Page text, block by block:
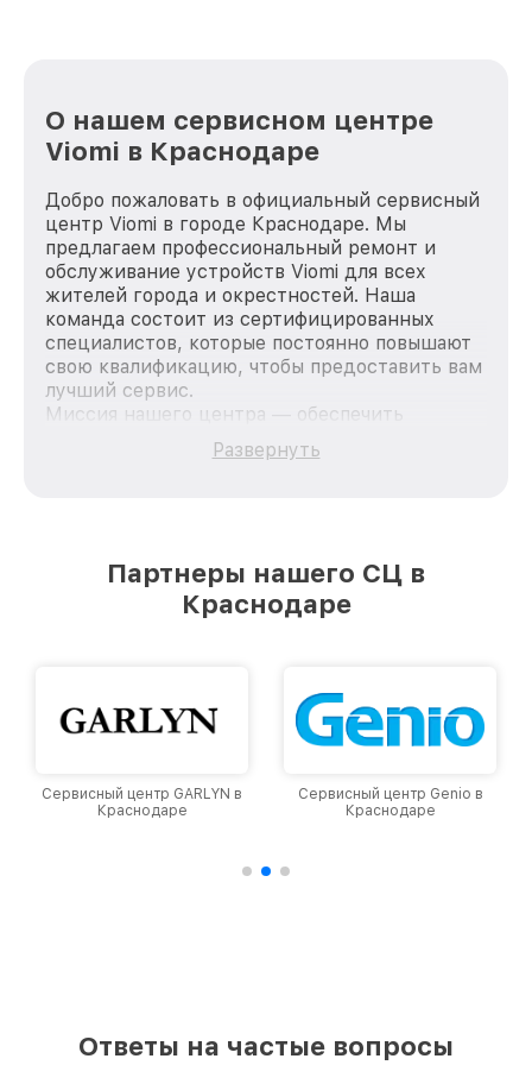
О нашем сервисном центре
Viomi в Краснодаре
Добро пожаловать в официальный сервисный
центр Viomi в городе Краснодаре. Мы
предлагаем профессиональный ремонт и
обслуживание устройств Viomi для всех
жителей города и окрестностей. Наша
команда состоит из сертифицированных
специалистов, которые постоянно повышают
свою квалификацию, чтобы предоставить вам
лучший сервис.
Миссия нашего центра — обеспечить
качественный и доступный ремонт для
каждого пользователя продукции Viomi, вне
лучшим сервисным центром Viomi в городе
Краснодаре, постоянно повышая уровень
Развернуть
Партнеры нашего СЦ в
Краснодаре
в
Сервисный центр Genio в
Краснодаре
Сервисный центр
Краснодаре
Ответы на частые вопросы